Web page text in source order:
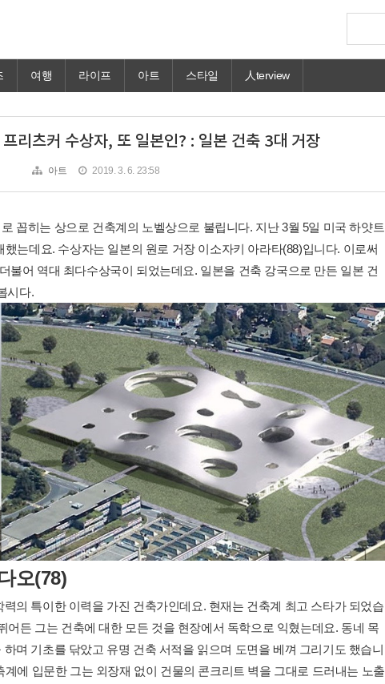
여행 라이프 아트 스타일 人terview
리츠커 수상자, 또 일본인? : 일본 건축 3대 거장
아트 2019. 3. 6. 23:58
꼽히는 상으로 건축계의 노벨상으로 불립니다. 지난 3월 5일 미국 하얏트
는데요. 수상자는 일본의 원로 거장 이소자키 아라타(88)입니다. 이로써
불어 역대 최다수상국이 되었는데요. 일본을 건축 강국으로 만든 일본 건
시다.
오(78)
의 특이한 이력을 가진 건축가인데요. 현재는 건축계 최고 스타가 되었습
어든 그는 건축에 대한 모든 것을 현장에서 독학으로 익혔는데요. 동네 목
며 기초를 닦았고 유명 건축 서적을 읽으며 도면을 베껴 그리기도 했습니
에 입문한 그는 외장재 없이 건물의 콘크리트 벽을 그대로 드러내는 노출